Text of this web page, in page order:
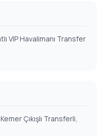
VIP Havalimanı Transfer
Çıkışlı Transferli,